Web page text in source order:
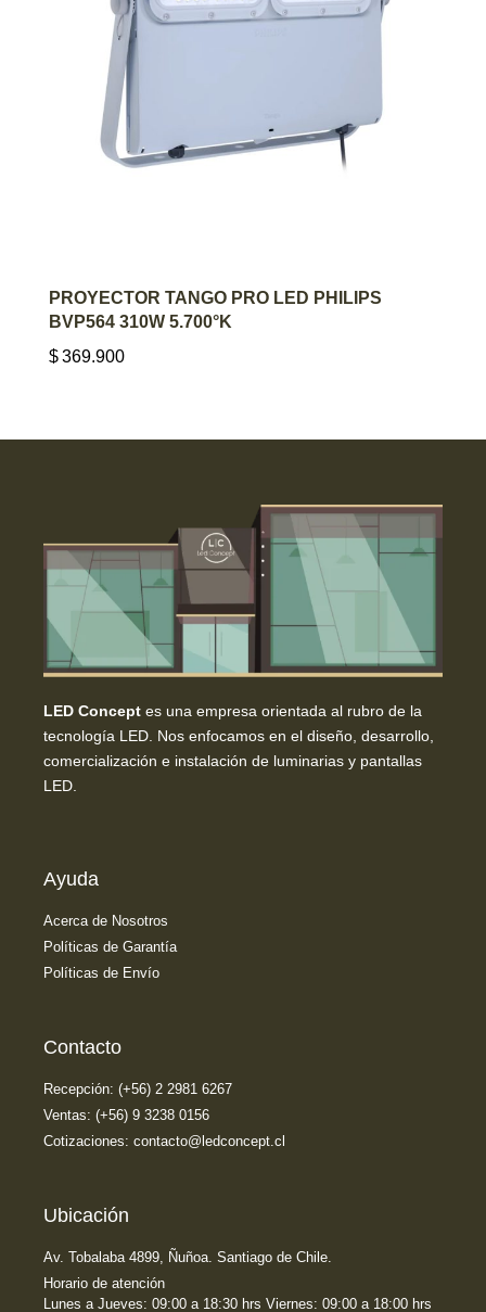
AGREGAR AL CARRITO
PROYECTOR TANGO PRO LED PHILIPS
BVP564 310W 5.700°K
$369.900
LED Concept es una empresa orientada al rubro de la
tecnología LED. Nos enfocamos en el diseño, desarrollo,
comercialización e instalación de luminarias y pantallas
LED.
Ayuda
Acerca de Nosotros
Políticas de Garantía
Políticas de Envío
Contacto
Recepción: (+56) 2 2981 6267
Ventas: (+56) 9 3238 0156
Cotizaciones: contacto@ledconcept.cl
Ubicación
Av. Tobalaba 4899, Ñuñoa. Santiago de Chile.
Horario de atención
Lunes a Jueves: 09:00 a 18:30 hrs Viernes: 09:00 a 18:00 hrs